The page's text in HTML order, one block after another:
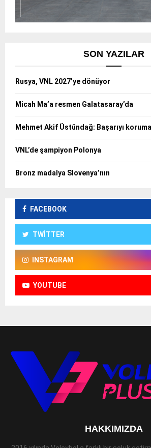
SON YAZILAR
Rusya, VNL 2027’ye dönüyor
Micah Ma’a resmen Galatasaray’da
Mehmet Akif Üstündağ: Başarıyı
VNL’de şampiyon Polonya
Bronz madalya Slovenya’nın
FACEBOOK
TWITTER
INSTAGRAM
YOUTUBE
HAKKIMIZDA